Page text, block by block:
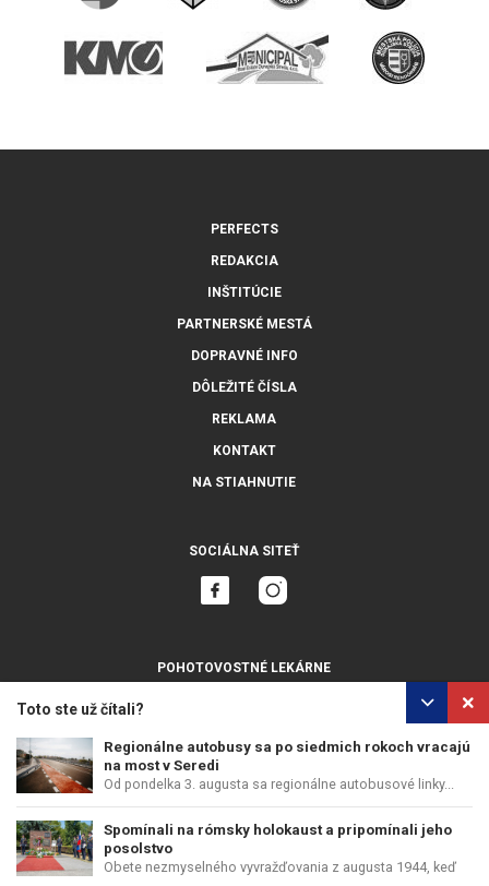
Toto ste už čítali?
Regionálne autobusy sa po siedmich rokoch vracajú
na most v Seredi
Od pondelka 3. augusta sa regionálne autobusové linky...
Spomínali na rómsky holokaust a pripomínali jeho
posolstvo
Obete nezmyselného vyvražďovania z augusta 1944, keď
PERFECTS
REDAKCIA
INŠTITÚCIE
PARTNERSKÉ MESTÁ
DOPRAVNÉ INFO
DÔLEŽITÉ ČÍSLA
REKLAMA
KONTAKT
NA STIAHNUTIE
SOCIÁLNA SITEŤ
POHOTOVOSTNÉ LEKÁRNE
OCHRANA OSOBNÝCH ÚDAJOV POUŽÍVANIE COOKIES
COPYRIGHT © PERFECTS, A.S. WEB DESIGN:EPIX MEDIA